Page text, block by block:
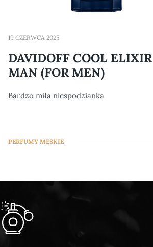
19 CZERWCA 2025
DAVIDOFF COOL ELIXIR
MAN (FOR MEN)
Bardzo miła niespodzianka
PERFUMY MĘSKIE